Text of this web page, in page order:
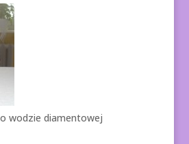
wodzie diamentowej